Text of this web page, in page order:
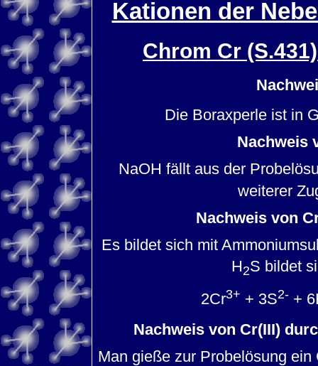
Kationen der
Chrom Cr
Die Boraxperle ist in
Nachweis
NaOH fällt aus der
weiterer
Nachweis von
Es bildet sich mit
H2S bildet
2Cr3+ + 3S2- +
Nachweis von Cr(III)
Man gieße zur Probelösung